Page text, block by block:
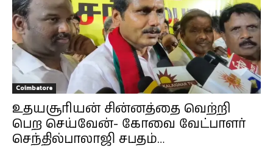
Coimbatore
உதயசூரியன் சின்னத்தை வெற்றி
பெற செய்வேன்- கோவை வேட்பாளர்
செந்தில்பாலாஜி சபதம்…